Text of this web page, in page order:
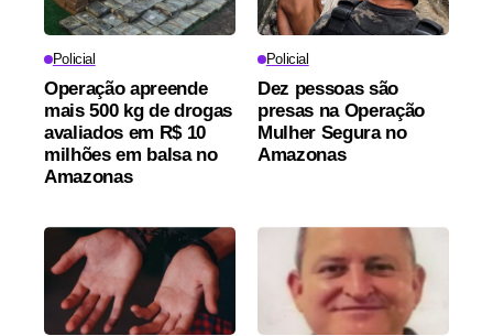
Policial
Operação apreende
mais 500 kg de drogas
avaliados em R$ 10
milhões em balsa no
Amazonas
Policial
Dez pessoas são
presas na Operação
Mulher Segura no
Amazonas